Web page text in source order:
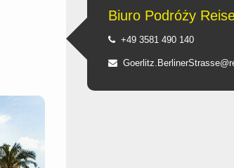
Biuro Podróży
+49 3581 490 140